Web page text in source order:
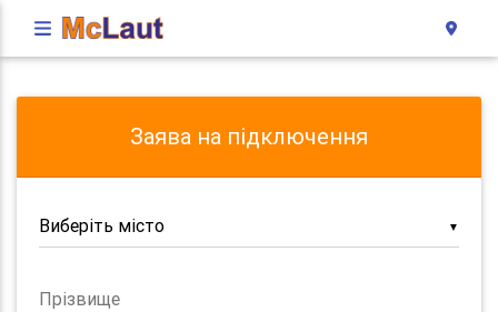
Заява на підключення
▼
Прізвище